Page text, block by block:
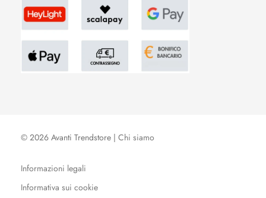
© 2026 Avanti Trendstore | Chi siamo
Informazioni legali
Informativa sui cookie